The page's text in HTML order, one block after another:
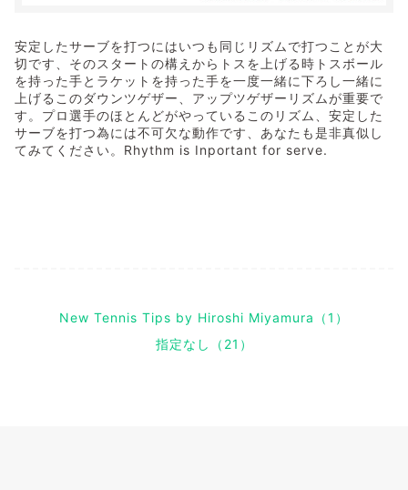
安定したサーブを打つにはいつも同じリズムで打つことが大
切です、そのスタートの構えからトスを上げる時トスボール
を持った手とラケットを持った手を一度一緒に下ろし一緒に
上げるこのダウンツゲザー、アップツゲザーリズムが重要で
す。プロ選手のほとんどがやっているこのリズム、安定した
サーブを打つ為には不可欠な動作です、あなたも是非真似し
てみてください。Rhythm is Inportant for serve.
New Tennis Tips by Hiroshi Miyamura（1）
指定なし（21）